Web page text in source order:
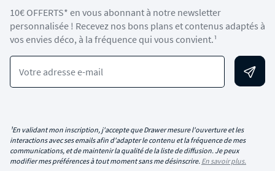
10€ OFFERTS* en vous abonnant à notre newsletter
personnalisée ! Recevez nos bons plans et contenus adaptés à
vos envies déco, à la fréquence qui vous convient.¹
Votre adresse e-mail
¹En validant mon inscription, j'accepte que Drawer mesure l'ouverture et les
interactions avec ses emails afin d'adapter le contenu et la fréquence de mes
communications, et de maintenir la qualité de la liste de diffusion. Je peux
modifier mes préférences à tout moment sans me désinscrire. En savoir plus.